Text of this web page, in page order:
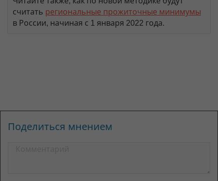
считать региональные прожиточные минимумы
в России, начиная с 1 января 2022 года.
Поделиться мнением